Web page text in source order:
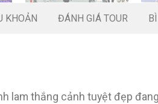
KHOẢN ĐÁNH GIÁ TOUR
lam thắng cảnh tuyệt đẹp